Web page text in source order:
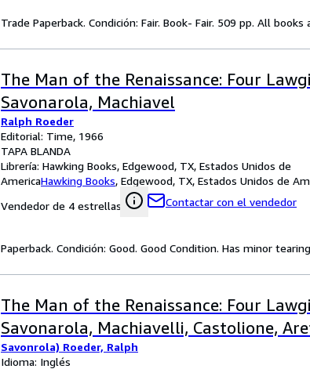
Trade Paperback. Condición: Fair. Book- Fair. 509 pp. All
The Man of the Renaissance: Four
Savonarola, Machiavel
Ralph Roeder
Editorial: Time, 1966
TAPA BLANDA
Librería: Hawking Books, Edgewood, TX, Estados Unidos de
AmericaHawking Books, Edgewood, TX, Estados Unidos de
Vendedor de 4 estrellas
Contactar con el vendedor
Paperback. Condición: Good. Good Condition. Has minor
The Man of the Renaissance: Four
Savonarola, Machiavelli, Castolione,
Savonrola) Roeder, Ralph
Idioma: Inglés